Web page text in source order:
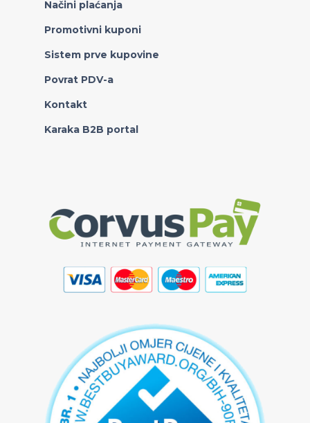
Načini plaćanja
Promotivni kuponi
Sistem prve kupovine
Povrat PDV-a
Kontakt
Karaka B2B portal